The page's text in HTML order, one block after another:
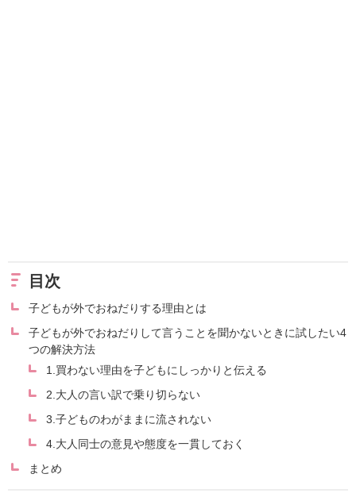
目次
子どもが外でおねだりする理由とは
子どもが外でおねだりして言うことを聞かないときに試したい4
つの解決方法
1.買わない理由を子どもにしっかりと伝える
2.大人の言い訳で乗り切らない
3.子どものわがままに流されない
4.大人同士の意見や態度を一貫しておく
まとめ